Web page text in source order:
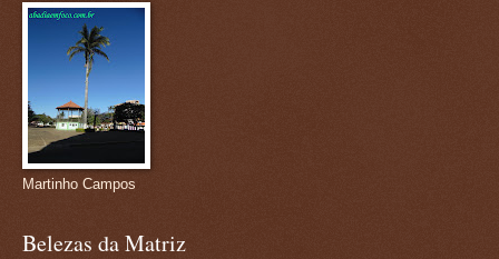
Martinho Campos
Belezas da Matriz